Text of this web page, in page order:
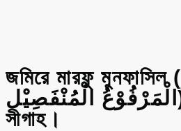
জমিরে মারফু মুনফাসিল (اَلضَّمِيْرُ
الْمَرْفُوْعُ الْمُنْفَصِيْل) -এর ১৪টি
সীগাহ।